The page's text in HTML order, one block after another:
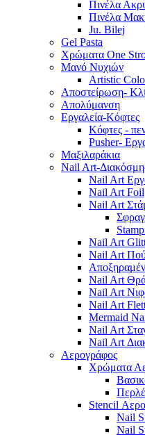
Πινέλα
Πινέλα
Ju. Bilej
Gel Pasta
Χρώματα One
Mανό Nυχιών
Artistic
Αποστείρωση-
Απολύμανση
Εργαλεία-Κόφτες
Κόφτες -
Pusher-
Μαξιλαράκια
Nail Art-
Nail Art
Nail Art Foil
Nail Art
Nail Art
Nail Art
Nail Art
Nail Art
Nail Art
Mermaid
Nail Art
Nail Art
Αερογράφος
Χρώματα
Stencil
Nail
Nail